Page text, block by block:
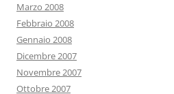
Marzo 2008
Febbraio 2008
Gennaio 2008
Dicembre 2007
Novembre 2007
Ottobre 2007